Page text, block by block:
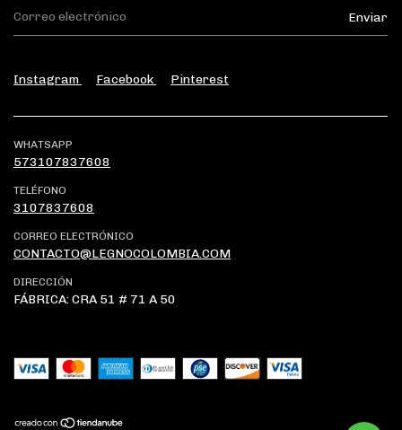
Instagram Facebook Pinterest
WHATSAPP
573107837608
TELÉFONO
3107837608
CORREO ELECTRÓNICO
CONTACTO@LEGNOCOLOMBIA.COM
DIRECCIÓN
FÁBRICA: CRA 51 # 71 A 50